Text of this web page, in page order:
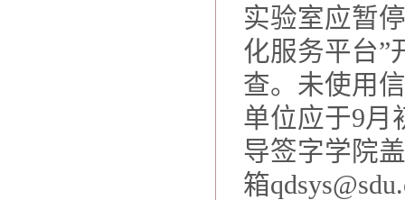
实验室应暂
化服务平台”
查。未使用
单位应于9月
导签字学院
箱